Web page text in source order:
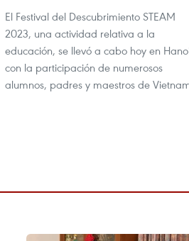
El Festival del Descubrimiento STEAM
2023, una actividad relativa a la
educación, se llevó a cabo hoy en
con la participación de numerosos
alumnos, padres y maestros de